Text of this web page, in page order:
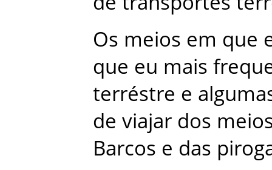
Os meios em que
que eu mais
terréstre e
de viajar dos
Barcos e das